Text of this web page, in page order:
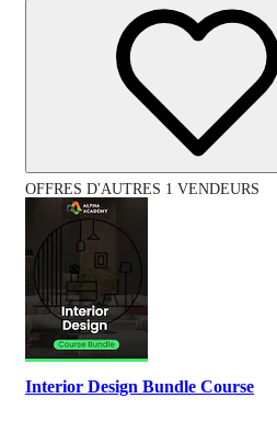
OFFRES D'AUTRES 1 VENDEURS
Interior Design Bundle Course